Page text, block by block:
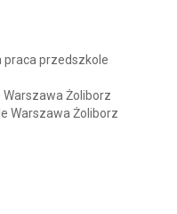
przedszkole
Żoliborz
Warszawa Żoliborz